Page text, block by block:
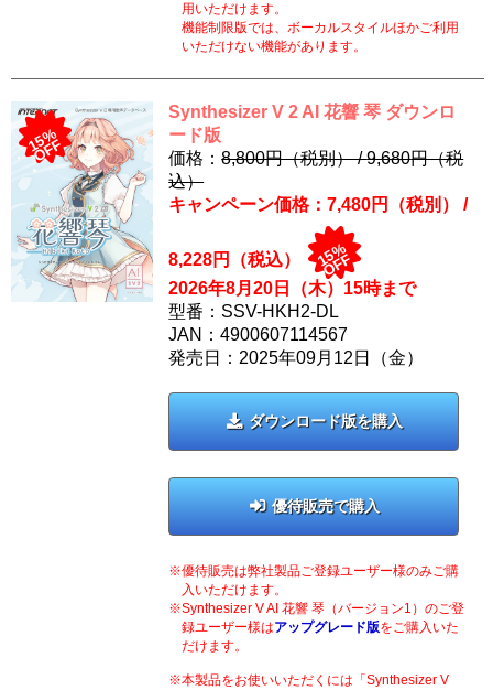
用いただけます。
機能制限版では、ボーカルスタイルほかご利用
いただけない機能があります。
15%
OFF
Synthesizer V 2 AI 花響 琴 ダウンロ
ード版
価格：8,800円（税別） /9,680円（税
込）
キャンペーン価格：7,480円（税別） /
8,228円（税込） 15%
OFF
2026年8月20日（木）15時まで
型番：SSV-HKH2-DL
JAN：4900607114567
発売日：2025年09月12日（金）
ダウンロード版を購入
優待販売で購入
優待販売は弊社製品ご登録ユーザー様のみご購
入いただけます。
Synthesizer V AI 花響 琴（バージョン1）のご登
録ユーザー様はアップグレード版をご購入いた
だけます。
本製品をお使いいただくには「Synthesizer V